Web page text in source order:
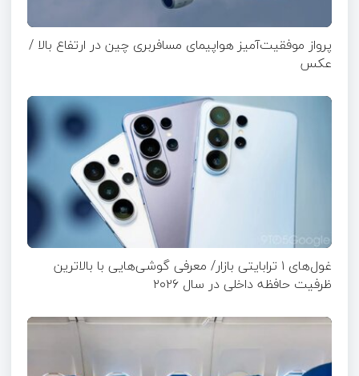
پرواز موفقیت‌آمیز هواپیمای مسافربری چین در ارتفاع بالا /
عکس
غول‌های ۱ ترابایتی بازار/ معرفی گوشی‌هایی با بالاترین
ظرفیت حافظه داخلی در سال ۲۰۲۶